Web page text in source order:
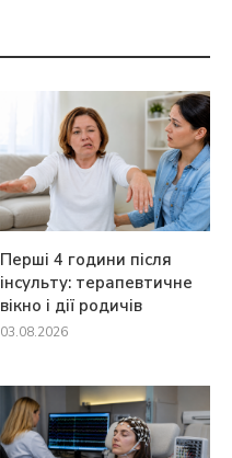
Перші 4 години після
інсульту: терапевтичне
вікно і дії родичів
03.08.2026